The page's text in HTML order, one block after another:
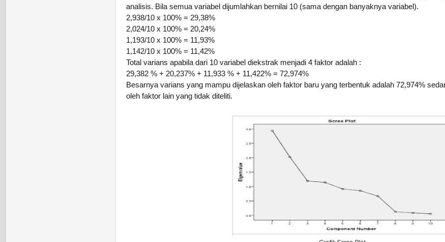
analisis. Bila semua variabel dijumlahkan bernilai 10 (sama dengan banyaknya variabel).
2,938/10 x 100% = 29,38%
2,024/10 x 100% = 20,24%
1,193/10 x 100% = 11,93%
1,142/10 x 100% = 11,42%
Total varians apabila dari 10 variabel diekstrak menjadi 4 faktor adalah :
29,382 % + 20,237% + 11,933 % + 11,422% = 72,974%
Besarnya varians yang mampu dijelaskan oleh faktor baru yang terbentuk adalah 72,974%
oleh faktor lain yang tidak diteliti.